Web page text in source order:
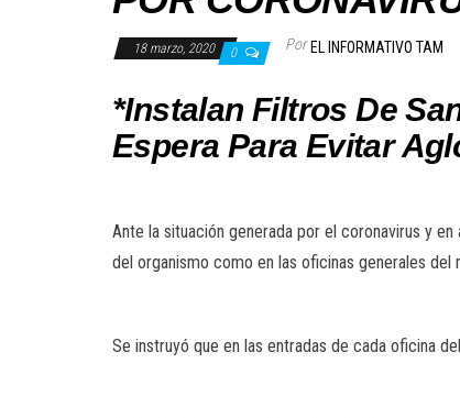
18 marzo, 2020 0 Por EL INFORMATIVO TAM
*Instalan Filtros De
Espera Para Evitar
Ante la situación generada por el coronavirus y
del organismo como en las oficinas generales
Se instruyó que en las entradas de cada oficina